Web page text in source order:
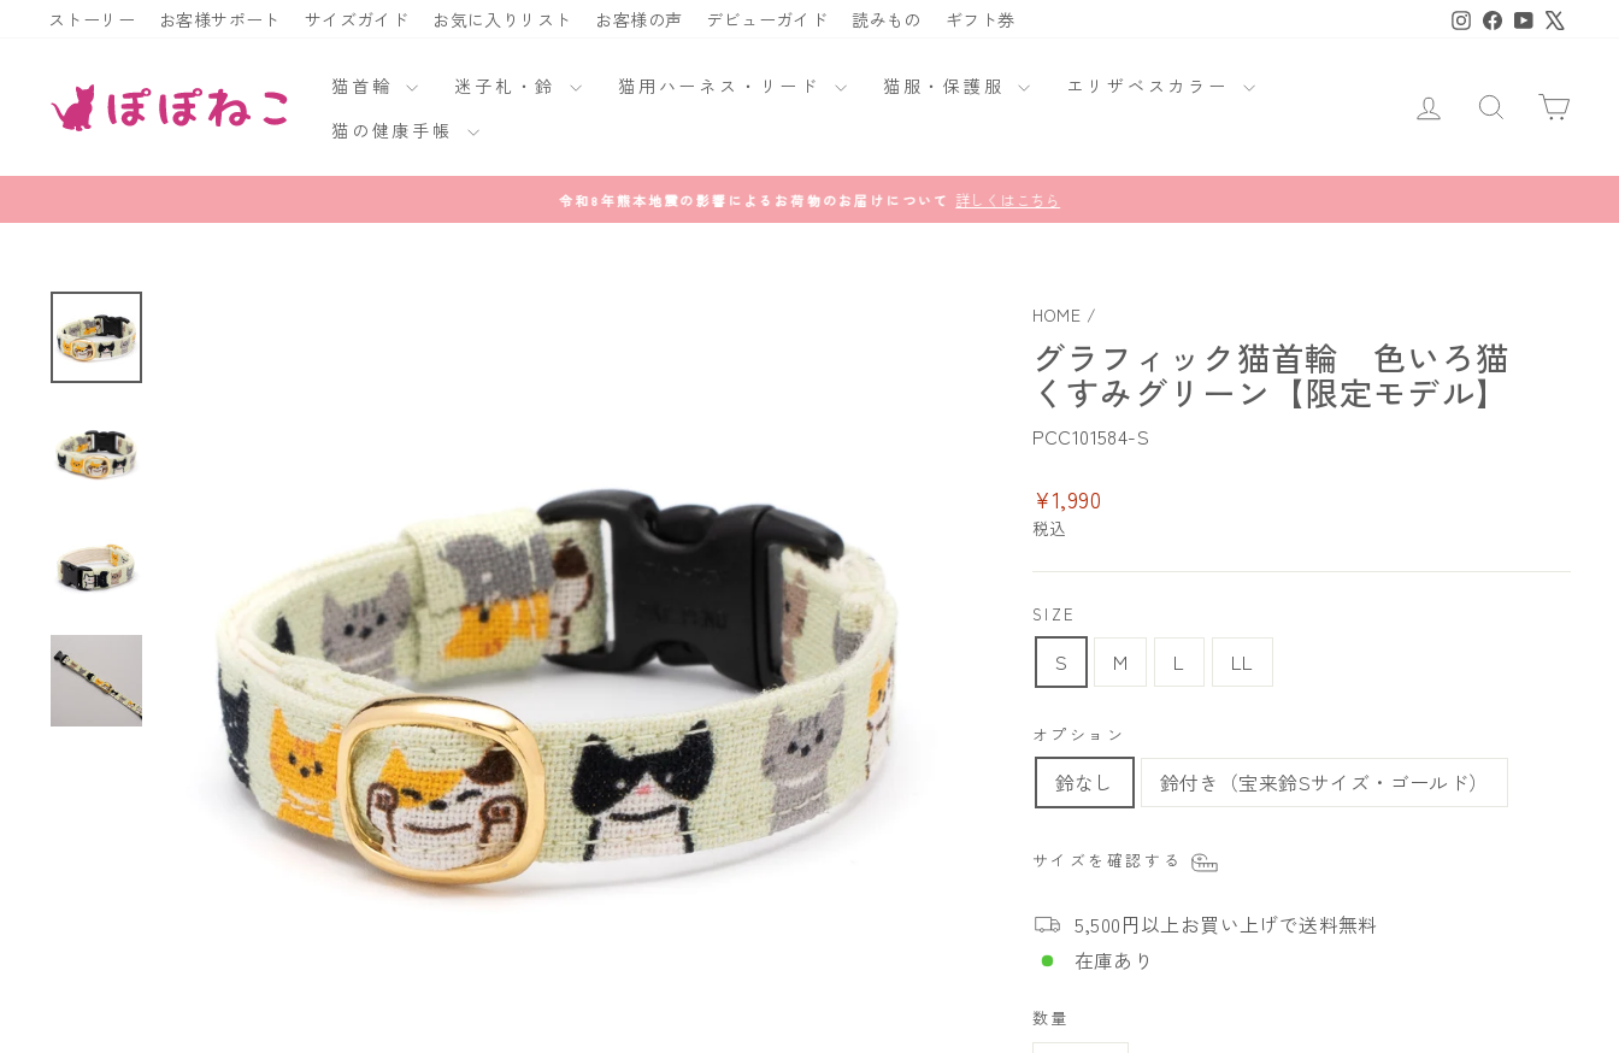
ストーリー お客様サポート サイズガイド お気に入りリスト お客様の声 デビューガイド 読みもの ギフト券 Instagram
Facebook
YouTube
猫首輪 迷子札・鈴 猫用ハーネス・リード 猫服・保護服
エリザベスカラー
猫の健康手帳
ログイン 商品・読
令和8年熊本地震の影響によるお荷物のお届けについて 詳しくはこちら
HOME /
グラフィック猫首輪 色いろ猫
くすみグリーン【限定モデル】
PCC101584-S
通
常
¥1,990
税込
SIZE
S M L LL
オプション
鈴なし 鈴付き（宝来鈴Sサイズ・ゴールド）
サイズを確認する
5,500円以上お買い上げで送料無料
在庫あり
数量